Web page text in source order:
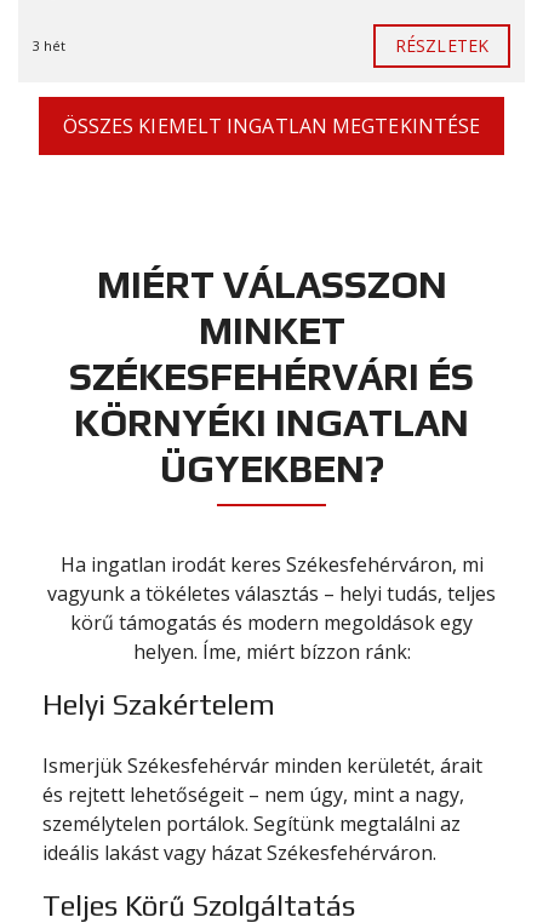
3 hét RÉSZLETEK
ÖSSZES KIEMELT INGATLAN MEGTEKINTÉSE
MIÉRT VÁLASSZON
MINKET
SZÉKESFEHÉRVÁRI ÉS
KÖRNYÉKI INGATLAN
ÜGYEKBEN?
Ha ingatlan irodát keres Székesfehérváron, mi
vagyunk a tökéletes választás – helyi tudás, teljes
körű támogatás és modern megoldások egy
helyen. Íme, miért bízzon ránk:
Helyi Szakértelem
Ismerjük Székesfehérvár minden kerületét, árait
és rejtett lehetőségeit – nem úgy, mint a nagy,
személytelen portálok. Segítünk megtalálni az
ideális lakást vagy házat Székesfehérváron.
Teljes Körű Szolgáltatás